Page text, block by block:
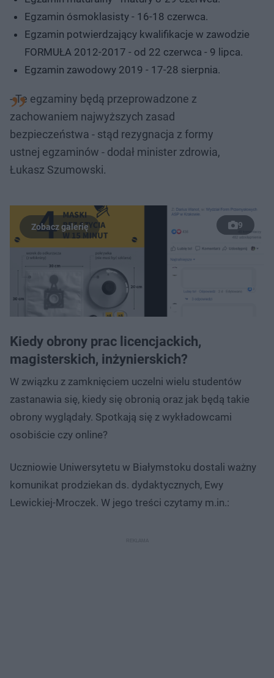
Egzamin ósmoklasisty - 16-18 czerwca.
Egzamin potwierdzający kwalifikacje w zawodzie
FORMUŁA 2012-2017 - od 22 czerwca - 9 lipca.
Egzamin zawodowy 2019 - 17-28 sierpnia.
- Te egzaminy będą przeprowadzone z
zachowaniem najwyższych zasad
bezpieczeństwa - stąd rezygnacja z formy
ustnej egzaminów - dodał minister zdrowia,
Łukasz Szumowski.
9
Kiedy obrony prac licencjackich,
magisterskich, inżynierskich?
W związku z zamknięciem uczelni wielu studentów
zastanawia się, kiedy się obronią oraz jak będą takie
obrony wyglądały. Spotkają się z wykładowcami
osobiście czy online?
Uczniowie Uniwersytetu w Białymstoku dostali ważny
komunikat prodziekan ds. dydaktycznych, Ewy
Lewickiej-Mroczek. W jego treści czytamy m.in.: